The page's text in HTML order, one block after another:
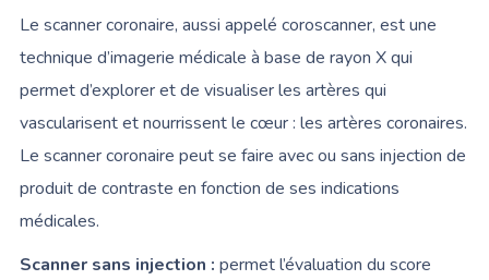
Le scanner coronaire, aussi appelé coroscanner, est une
technique d’imagerie médicale à base de rayon X qui
permet d’explorer et de visualiser les artères qui
vascularisent et nourrissent le cœur : les artères coronaires.
Le scanner coronaire peut se faire avec ou sans injection de
produit de contraste en fonction de ses indications
médicales.
Scanner sans injection : permet l’évaluation du score